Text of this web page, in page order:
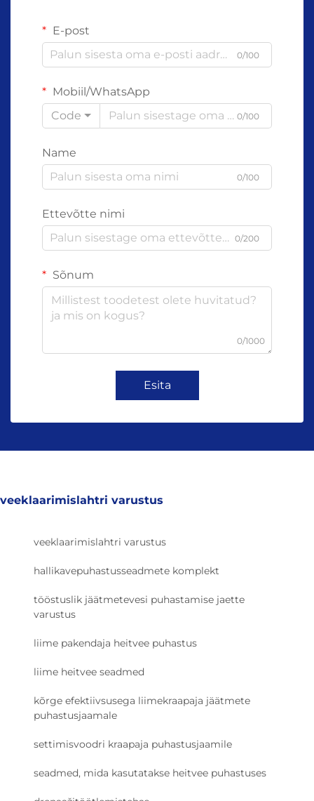
E-post
0/100
Mobiil/WhatsApp
Code
0/100
Name
0/100
Ettevõtte nimi
0/200
Sõnum
0/1000
Esita
veeklaarimislahtri varustus
veeklaarimislahtri varustus
hallikavepuhastusseadmete komplekt
tööstuslik jäätmetevesi puhastamise jaette
varustus
liime pakendaja heitvee puhastus
liime heitvee seadmed
kõrge efektiivsusega liimekraapaja jäätmete
puhastusjaamale
settimisvoodri kraapaja puhastusjaamile
seadmed, mida kasutatakse heitvee puhastuses